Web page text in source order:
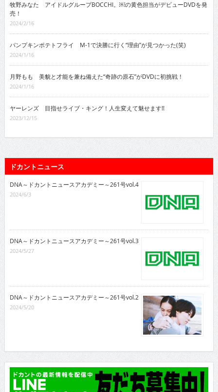
牧野みなた アイドルグループBOCCHI。￼の黄色担当がデビューDVDを発
売！
2024/2/16
パンプキンポテトフライ M-1で決勝に行く“理由”が見つかった(笑)
2024/1/16
月野もも 美貌と才能を兼ね備えた“奇跡の原石”がDVDに初挑戦！
2024/1/16
ヤーレンズ 目指せライブ・キング！人生変えて魅せます!!
2023/12/15
ドカントニュース
DNA～ドカントニュースアカデミー～261号vol.4
2024/6/3
DNA～ドカントニュースアカデミー～261号vol.3
2024/5/27
DNA～ドカントニュースアカデミー～261号vol.2
2024/5/20